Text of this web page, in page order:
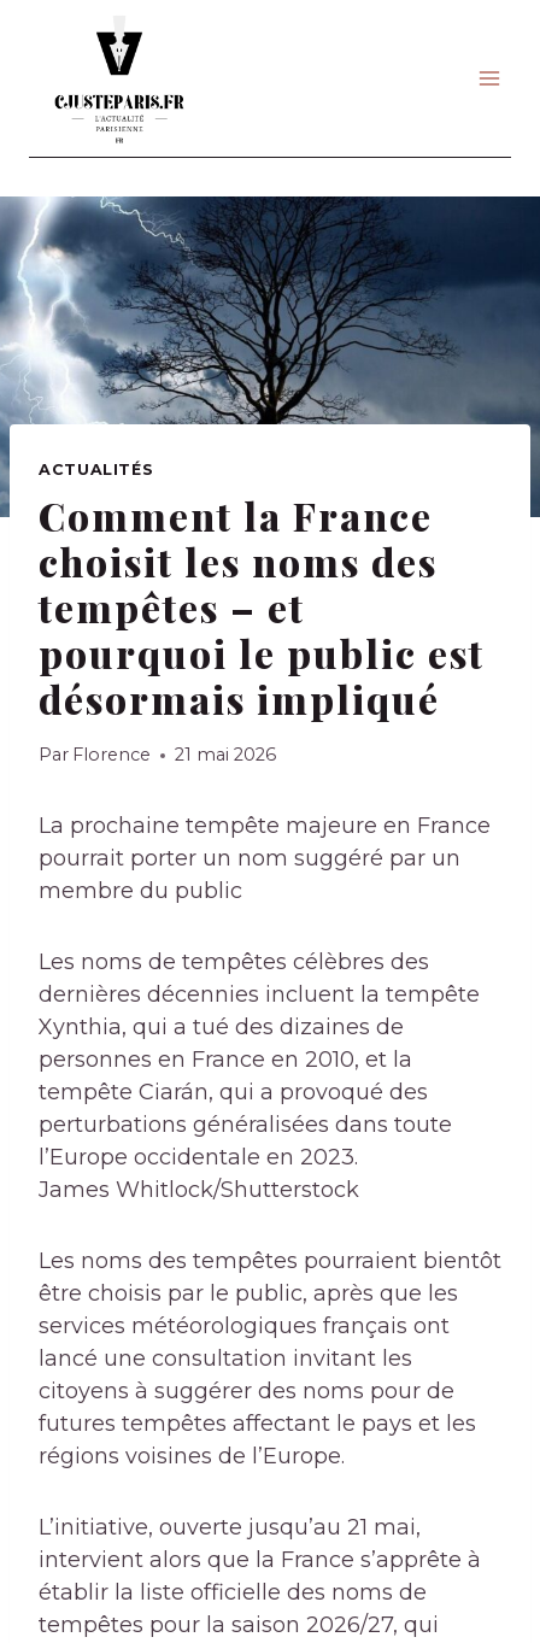
ACTUALITÉS
Comment la France
choisit les noms des
tempêtes – et
pourquoi le public est
désormais impliqué
Par Florence 21 mai 2026
La prochaine tempête majeure en France
pourrait porter un nom suggéré par un
membre du public
Les noms de tempêtes célèbres des
dernières décennies incluent la tempête
Xynthia, qui a tué des dizaines de
personnes en France en 2010, et la
tempête Ciarán, qui a provoqué des
perturbations généralisées dans toute
l’Europe occidentale en 2023.
James Whitlock/Shutterstock
Les noms des tempêtes pourraient bientôt
être choisis par le public, après que les
services météorologiques français ont
lancé une consultation invitant les
citoyens à suggérer des noms pour de
futures tempêtes affectant le pays et les
régions voisines de l’Europe.
L’initiative, ouverte jusqu’au 21 mai,
intervient alors que la France s’apprête à
établir la liste officielle des noms de
tempêtes pour la saison 2026/27, qui